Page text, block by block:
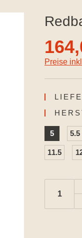
Preise
5 5.5
11.5